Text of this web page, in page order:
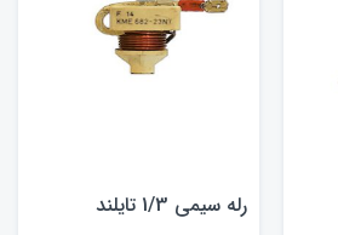
رله سیمی 1/3 تایلند